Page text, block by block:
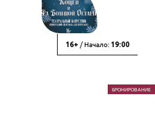
16+ / Начало: 19:00
БРОНИРОВАНИЕ